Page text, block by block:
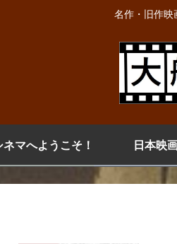
名作・旧作映
ネマへようこそ！ 日本映